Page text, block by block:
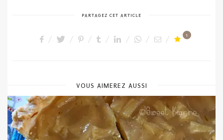
PARTAGEZ CET ARTICLE
1
VOUS AIMEREZ AUSSI